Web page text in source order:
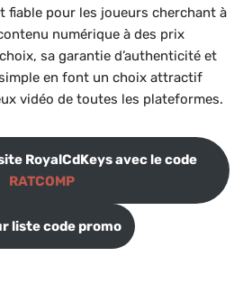
fiable pour les joueurs cherchant à
numérique à des prix
sa garantie d’authenticité et
en font un choix attractif
vidéo de toutes les plateformes.
RoyalCdKeys avec le code
RATCOMP
liste code promo